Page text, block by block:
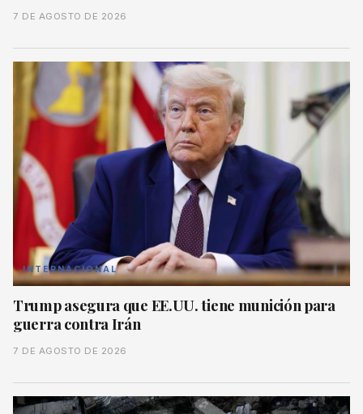
7 DE AGOSTO DE 2026
INTERNACIONAL
Trump asegura que EE.UU. tiene munición para
guerra contra Irán
7 DE AGOSTO DE 2026